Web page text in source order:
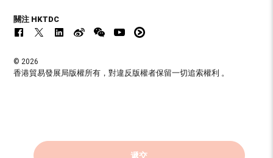
遞交
關注 HKTDC
© 2026
香港貿易發展局版權所有，對違反版權者保留一切追索權利 。